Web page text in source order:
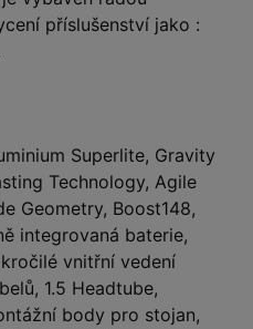
příslušenství jako :
Superlite, Gravity
Technology, Agile
Geometry, Boost148,
integrovaná baterie,
vnitřní vedení
1.5 Headtube,
body pro stojan,